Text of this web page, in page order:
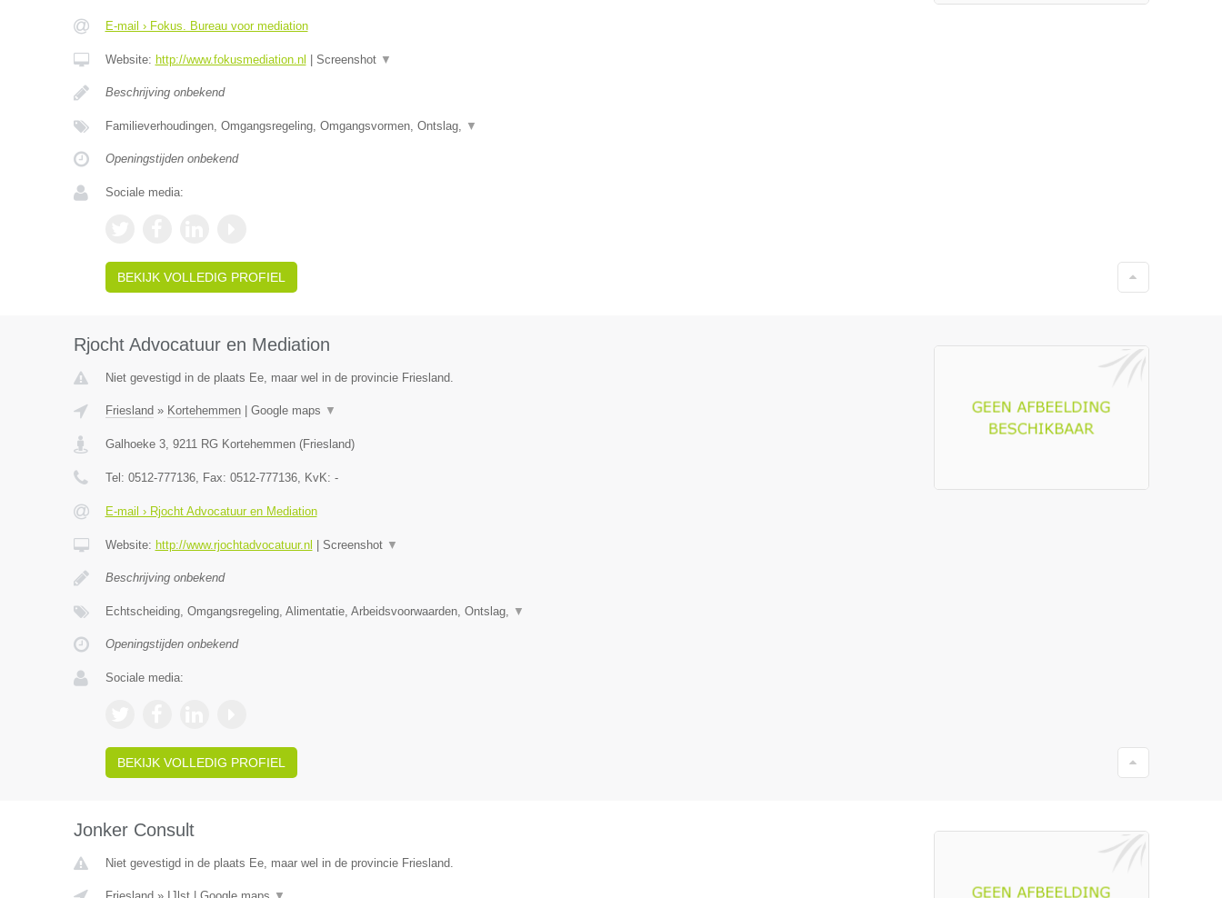
E-mail › Fokus. Bureau voor mediation
Website: http://www.fokusmediation.nl Screenshot ▼
Beschrijving onbekend
Familieverhoudingen, Omgangsregeling, Omgangsvormen, Ontslag, ▼
Openingstijden onbekend
Sociale media:
BEKIJK VOLLEDIG PROFIEL
Rjocht Advocatuur en Mediation
Niet gevestigd in de plaats Ee, maar wel in de provincie Friesland.
Friesland » Kortehemmen| Google maps ▼
Galhoeke 3, 9211 RG Kortehemmen(Friesland)
Tel: 0512-777136, Fax: 0512-777136, KvK: -
E-mail › Rjocht Advocatuur en Mediation
Website: http://www.rjochtadvocatuur.nl Screenshot ▼
Beschrijving onbekend
Echtscheiding, Omgangsregeling, Alimentatie, Arbeidsvoorwaarden, Ontslag, ▼
Openingstijden onbekend
Sociale media:
BEKIJK VOLLEDIG PROFIEL
Jonker Consult
Niet gevestigd in de plaats Ee, maar wel in de provincie Friesland.